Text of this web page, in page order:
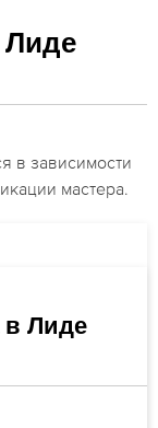
в зависимости
мастера.
Лиде